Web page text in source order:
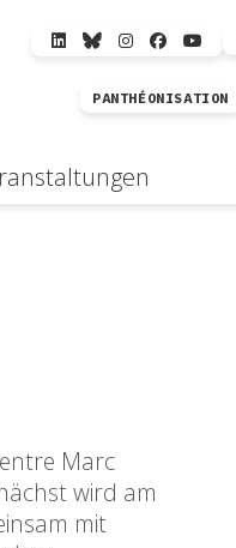
PANTHÉONISATION
Marc
wird am
mit